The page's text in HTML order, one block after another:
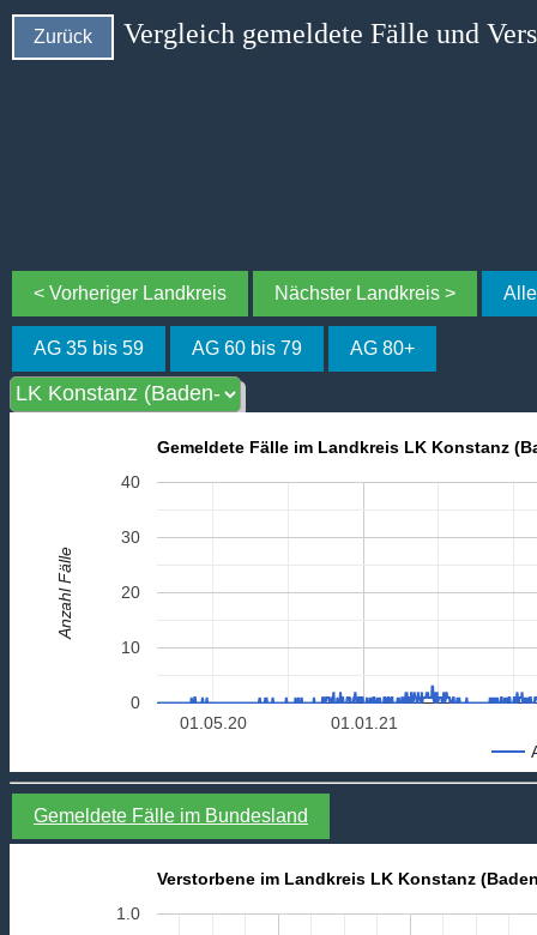
Zurück Vergleich gemeldete Fälle und
< Vorheriger Landkreis Nächster Landkreis >
AG 35 bis 59 AG 60 bis 79 AG 80+
Gemeldete Fälle im Landkreis LK Konstanz
01.01.21
01.05.20
0
10
20
30
40
Anzahl Fälle
Gemeldete Fälle im Bundesland
Verstorbene im Landkreis LK Konstanz
1.0